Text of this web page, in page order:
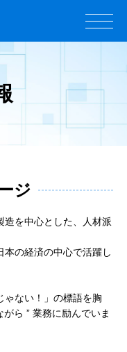
ジ
造を中心とした、人材派
の経済の中心で活躍し
ゃない！」の標語を胸
ら ” 業務に励んでいま